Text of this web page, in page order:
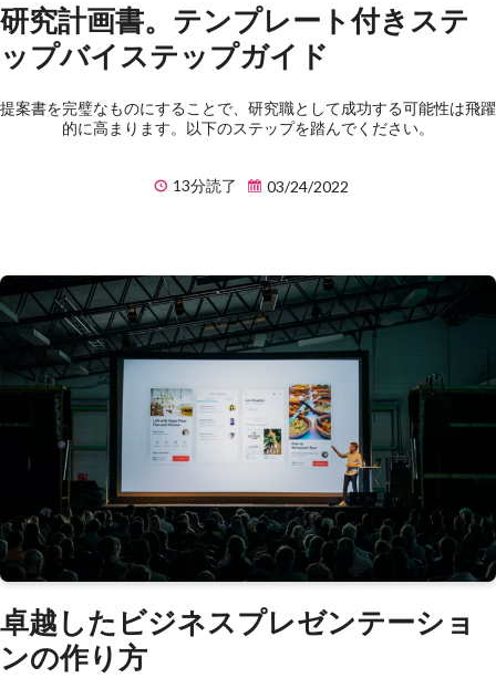
研究計画書。テンプレート付きステ
ップバイステップガイド
提案書を完璧なものにすることで、研究職として成功する可能性は飛躍
的に高まります。以下のステップを踏んでください。
13分読了 03/24/2022
卓越したビジネスプレゼンテーショ
ンの作り方